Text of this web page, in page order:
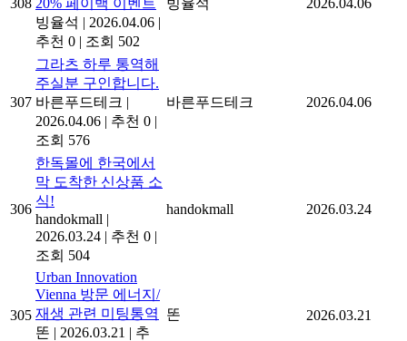
빙율석 | 2026.04.06 |
추천 0 | 조회 502
307
그라츠 하루 통역해
주실분 구인합니다.
바른푸드테크 |
2026.04.06 | 추천 0 |
조회 576
바른푸드테크 2026.04.06
306
한독몰에 한국에서
막 도착한 신상품 소
식!
handokmall |
2026.03.24 | 추천 0 |
조회 504
handokmall 2026.03.24
305
Urban Innovation
Vienna 방문 에너지/
재생 관련 미팅통역
똔 | 2026.03.21 | 추
똔 2026.03.21